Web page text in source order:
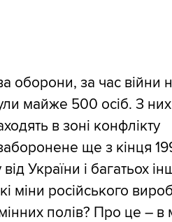
оборони, за час війни
майже 500 осіб. З
в зоні конфлікту
ще з кінця
України і багатьох
міни російського
полів? Про це – в